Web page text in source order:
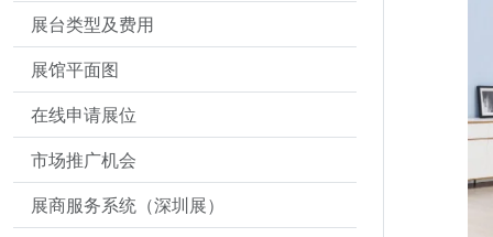
展台类型及费用
展馆平面图
在线申请展位
市场推广机会
展商服务系统（深圳展）